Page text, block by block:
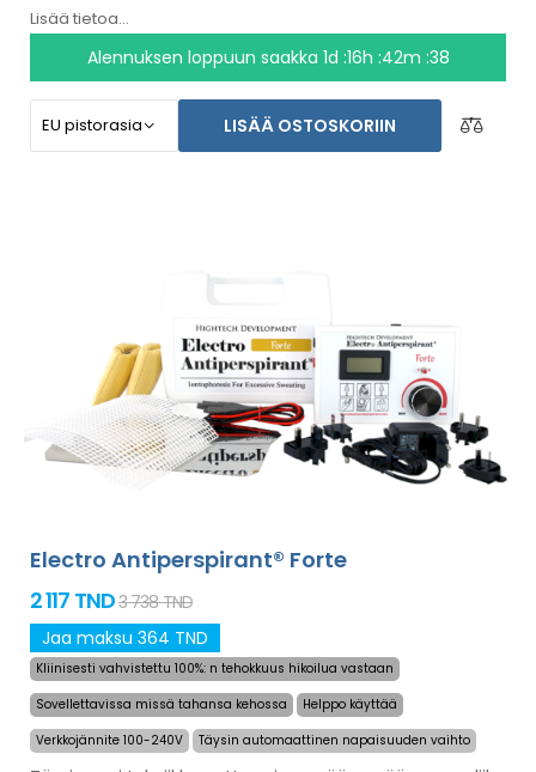
antaa helpotuksen hikoilusta jopa
kuukaudeksi yhdellä käyttökerralla. Sinä valitset
vain alueen hoidon aloittamiseksi ja kone hoitaa kaiken
Vallankumouksellinen sykkivä
teknologia
liikahikoilu päässä, otsassa, vatsassa, selässä, pakaroissa,
rinnassa ja muissa vartalonosissa voidaan hoitaa
onnistuneesti pitkäksi aikaa.Rahat takaisin -takuu
tyytymättömyyden varalta ja ilmainen express-
toimitus maailmanlaajuisesti!
Lisää tietoa...
Alennuksen loppuun saakka 1d :16h :42m :38
LISÄÄ OSTOSKORIIN
Electro Antiperspirant® Forte
2 117 TND3 738 TND
Jaa maksu 364 TND
Kliinisesti vahvistettu 100%: n tehokkuus hikoilua vastaan
Sovellettavissa missä tahansa kehossa
Helppo käyttää
Verkkojännite 100-240V
Täysin automaattinen napaisuuden vaihto